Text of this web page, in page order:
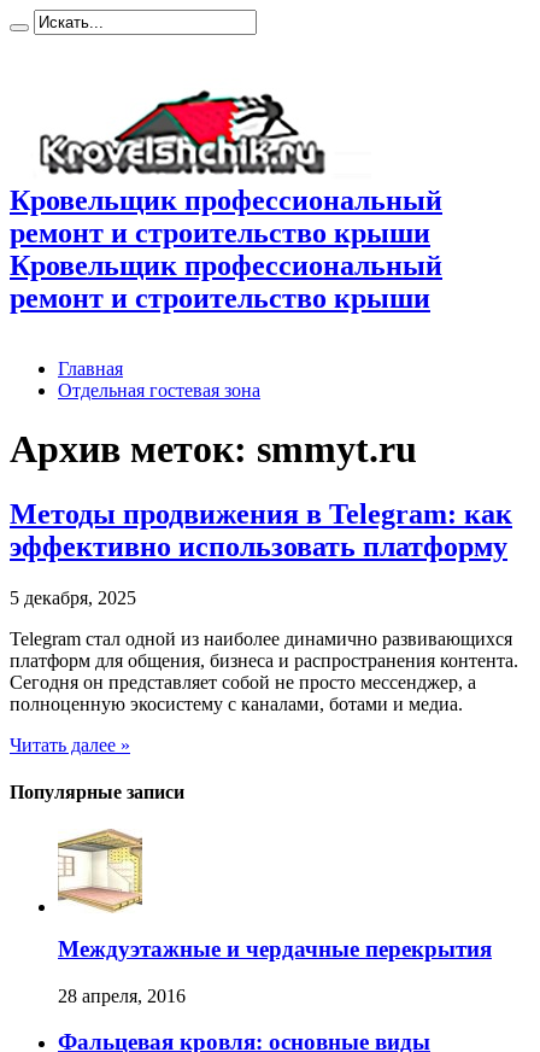
Кровельщик профессиональный
ремонт и строительство крыши
Кровельщик профессиональный
ремонт и строительство крыши
Главная
Отдельная гостевая зона
Архив меток: smmyt.ru
Методы продвижения в Telegram: как
эффективно использовать платформу
5 декабря, 2025
Telegram стал одной из наиболее динамично развивающихся
платформ для общения, бизнеса и распространения контента.
Сегодня он представляет собой не просто мессенджер, а
полноценную экосистему с каналами, ботами и медиа.
Читать далее »
Популярные записи
Междуэтажные и чердачные перекрытия
28 апреля, 2016
Фальцевая кровля: основные виды